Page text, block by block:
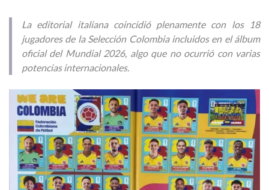
La editorial italiana coincidió plenamente con los 18
jugadores de la Selección Colombia incluidos en el álbum
oficial del Mundial 2026, algo que no ocurrió con varias
potencias internacionales.